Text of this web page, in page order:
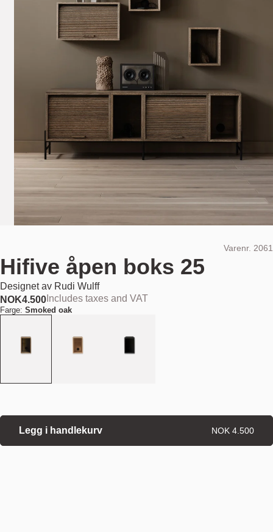
Varenr. 2061
Hifive åpen boks 25
Designet av Rudi Wulff
NOK4.500 Includes taxes and VAT
Farge: Smoked oak
Legg i handlekurv NOK 4.500